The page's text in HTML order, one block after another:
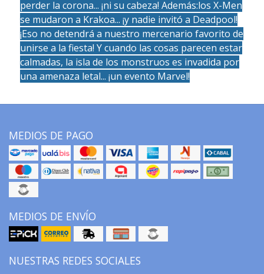
perder la corona... ¡ni su cabeza! Además:los X-Men
se mudaron a Krakoa... ¡y nadie invitó a Deadpool!
¡Eso no detendrá a nuestro mercenario favorito de
unirse a la fiesta! Y cuando las cosas parecen estar
calmadas, la isla de los monstruos es invadida por
una amenaza letal... ¡un evento Marvel!
MEDIOS DE PAGO
MEDIOS DE ENVÍO
NUESTRAS REDES SOCIALES